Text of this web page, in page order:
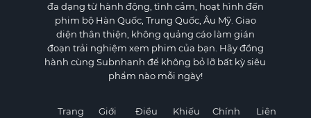
đa dạng từ hành động, tình cảm, hoạt hình đến
phim bộ Hàn Quốc, Trung Quốc, Âu Mỹ. Giao
diện thân thiện, không quảng cáo làm gián
đoạn trải nghiệm xem phim của bạn. Hãy đồng
hành cùng Subnhanh để không bỏ lỡ bất kỳ siêu
phẩm nào mỗi ngày!
Trang Giới Điều Khiếu Chính Liên